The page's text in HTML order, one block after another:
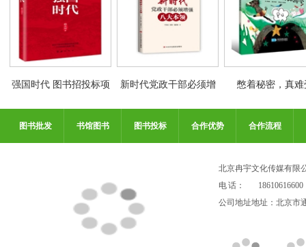
强国时代 图书招投标项 新时代党政干部必须增
强八大本领 图书批发
憋着秘密，真难
图书批发 书馆图书 图书投标 合作优势 合作流程
北京冉宇文化传媒有限
电 话：
18610616600
公司地址地址：北京市